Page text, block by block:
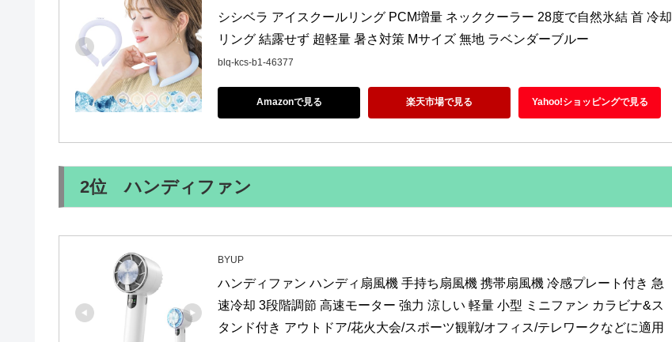
シシベラ アイスクールリング PCM増量 ネッククーラー 28度で自然氷結 首 冷却
リング 結露せず 超軽量 暑さ対策 Mサイズ 無地 ラベンダーブルー
blq-kcs-b1-46377
Amazonで見る 楽天市場で見る Yahoo!ショッピングで見る
2位 ハンディファン
BYUP
ハンディファン ハンディ扇風機 手持ち扇風機 携帯扇風機 冷感プレート付き 急
速冷却 3段階調節 高速モーター 強力 涼しい 軽量 小型 ミニファン カラビナ&ス
タンド付き アウトドア/花火大会/スポーツ観戦/オフィス/テレワークなどに適用